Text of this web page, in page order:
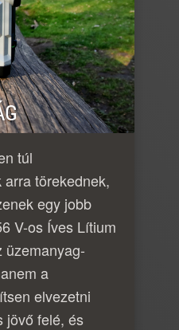
túl
törekednek,
egy jobb
V-os Íves Lítium
üzemanyag-
a
elvezetni
jövő felé, és